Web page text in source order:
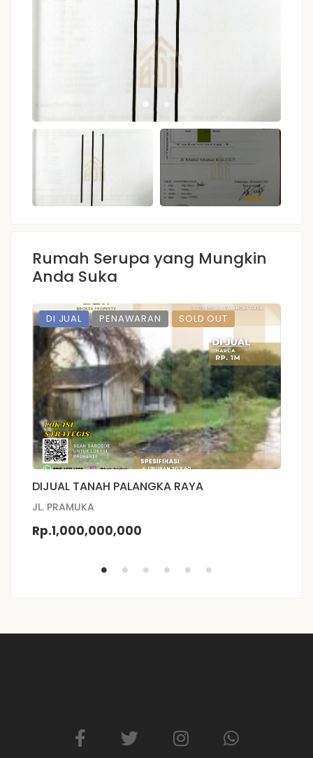
Rumah Serupa yang Mungkin
Anda Suka
DI JUAL PENAWARAN SOLD OUT
DIJUAL TANAH PALANGKA RAYA
JL. PRAMUKA
Rp.1,000,000,000